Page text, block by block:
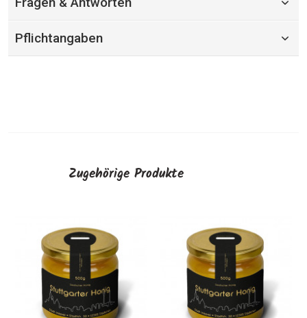
Pflichtangaben
Zugehörige Produkte
Kleine Etiketten "Stuttgart"
AUSWÄHLEN
Große